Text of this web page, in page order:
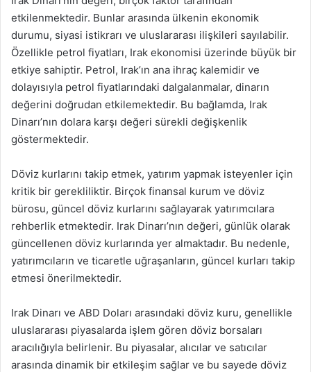
etkilenmektedir. Bunlar arasında ülkenin ekonomik
durumu, siyasi istikrarı ve uluslararası ilişkileri sayılabilir.
Özellikle petrol fiyatları, Irak ekonomisi üzerinde büyük bir
etkiye sahiptir. Petrol, Irak’ın ana ihraç kalemidir ve
dolayısıyla petrol fiyatlarındaki dalgalanmalar, dinarın
değerini doğrudan etkilemektedir. Bu bağlamda, Irak
Dinarı’nın dolara karşı değeri sürekli değişkenlik
göstermektedir.
Döviz kurlarını takip etmek, yatırım yapmak isteyenler için
kritik bir gerekliliktir. Birçok finansal kurum ve döviz
bürosu, güncel döviz kurlarını sağlayarak yatırımcılara
rehberlik etmektedir. Irak Dinarı’nın değeri, günlük olarak
güncellenen döviz kurlarında yer almaktadır. Bu nedenle,
yatırımcıların ve ticaretle uğraşanların, güncel kurları takip
etmesi önerilmektedir.
Irak Dinarı ve ABD Doları arasındaki döviz kuru, genellikle
uluslararası piyasalarda işlem gören döviz borsaları
aracılığıyla belirlenir. Bu piyasalar, alıcılar ve satıcılar
arasında dinamik bir etkileşim sağlar ve bu sayede döviz